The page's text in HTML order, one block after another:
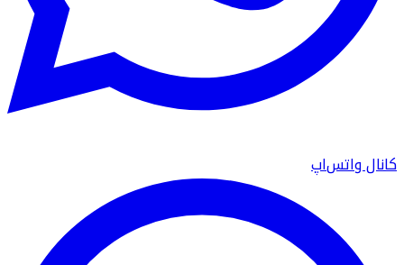
کانال واتس‌اپ